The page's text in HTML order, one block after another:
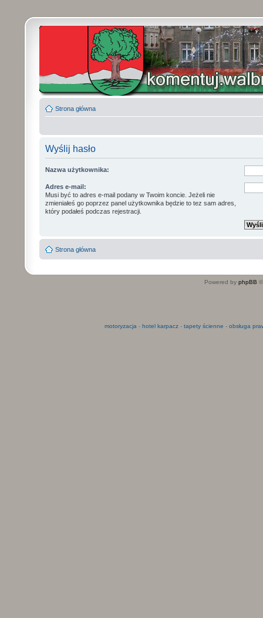
Strona główna
Wyślij hasło
Nazwa użytkownika:
Adres e-mail:
Musi być to adres e-mail podany w Twoim koncie. Jeżeli nie
zmieniałeś go poprzez panel użytkownika będzie to tez sam adres,
który podałeś podczas rejestracji.
Strona główna
Powered by phpBB
motoryzacja - hotel karpacz- tapety ścienne - obsługa